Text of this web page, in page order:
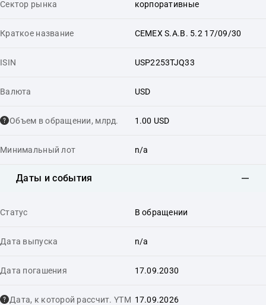
Сектор рынка корпоративные
Краткое название CEMEX S.A.B. 5.2 17/09/30
ISIN USP2253TJQ33
Валюта USD
Объем в обращении, млрд. 1.00 USD
Минимальный лот n/a
Даты и события
Статус В обращении
Дата выпуска n/a
Дата погашения 17.09.2030
Дата, к которой рассчит. YTM 17.09.2026